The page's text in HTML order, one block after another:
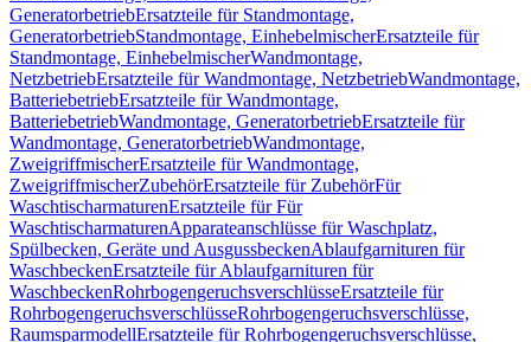
GeneratorbetriebErsatzteile für Standmontage,
GeneratorbetriebStandmontage, EinhebelmischerErsatzteile für
Standmontage, EinhebelmischerWandmontage,
NetzbetriebErsatzteile für Wandmontage, NetzbetriebWandmontage,
BatteriebetriebErsatzteile für Wandmontage,
BatteriebetriebWandmontage, GeneratorbetriebErsatzteile für
Wandmontage, GeneratorbetriebWandmontage,
ZweigriffmischerErsatzteile für Wandmontage,
ZweigriffmischerZubehörErsatzteile für ZubehörFür
WaschtischarmaturenErsatzteile für Für
WaschtischarmaturenApparateanschlüsse für Waschplatz,
Spülbecken, Geräte und AusgussbeckenAblaufgarnituren für
WaschbeckenErsatzteile für Ablaufgarnituren für
WaschbeckenRohrbogengeruchsverschlüsseErsatzteile für
RohrbogengeruchsverschlüsseRohrbogengeruchsverschlüsse,
RaumsparmodellErsatzteile für Rohrbogengeruchsverschlüsse,